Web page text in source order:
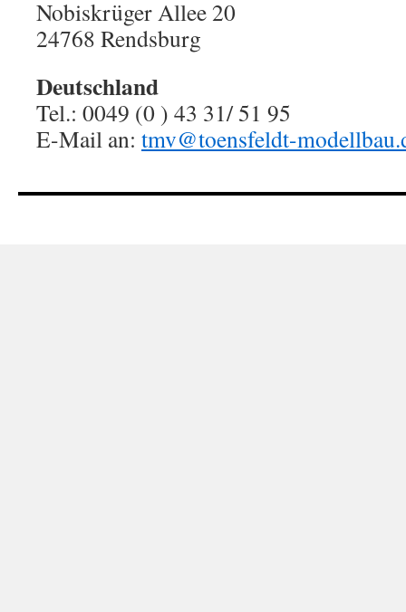
Nobiskrüger Allee 20
24768 Rendsburg
Deutschland
Tel.: 0049 (0 ) 43 31/ 51 95
E-Mail an: tmv@toensfeldt-